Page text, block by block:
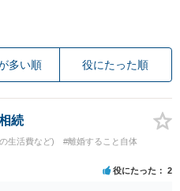
多い順 役にたった順
続
生活費など)
#離婚すること自体
役にたった 2